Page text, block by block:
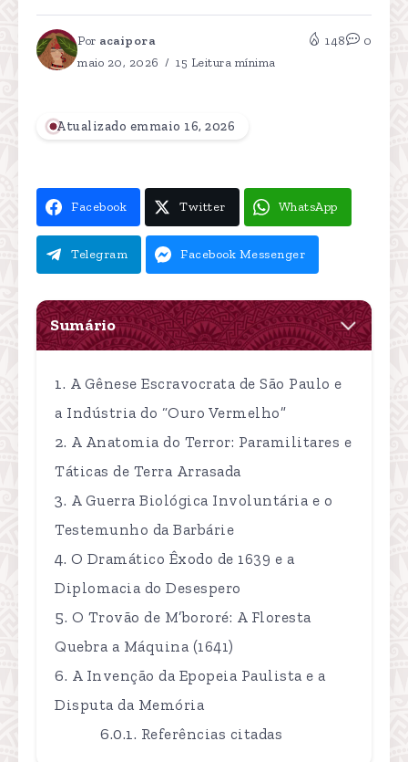
Por acaipora
maio 20, 2026
15 Leitura mínima
148 0
Atualizado emmaio 16, 2026
Facebook Twitter WhatsApp
Telegram Facebook Messenger
Sumário
A Gênese Escravocrata de São Paulo e
a Indústria do “Ouro Vermelho”
A Anatomia do Terror: Paramilitares e
Táticas de Terra Arrasada
A Guerra Biológica Involuntária e o
Testemunho da Barbárie
O Dramático Êxodo de 1639 e a
Diplomacia do Desespero
O Trovão de M’bororé: A Floresta
Quebra a Máquina (1641)
A Invenção da Epopeia Paulista e a
Disputa da Memória
Referências citadas